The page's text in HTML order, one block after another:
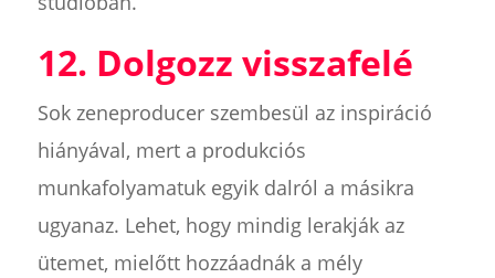
12. Dolgozz visszafelé
Sok zeneproducer szembesül az inspiráció
hiányával, mert a produkciós
munkafolyamatuk egyik dalról a másikra
ugyanaz. Lehet, hogy mindig lerakják az
ütemet, mielőtt hozzáadnák a mély